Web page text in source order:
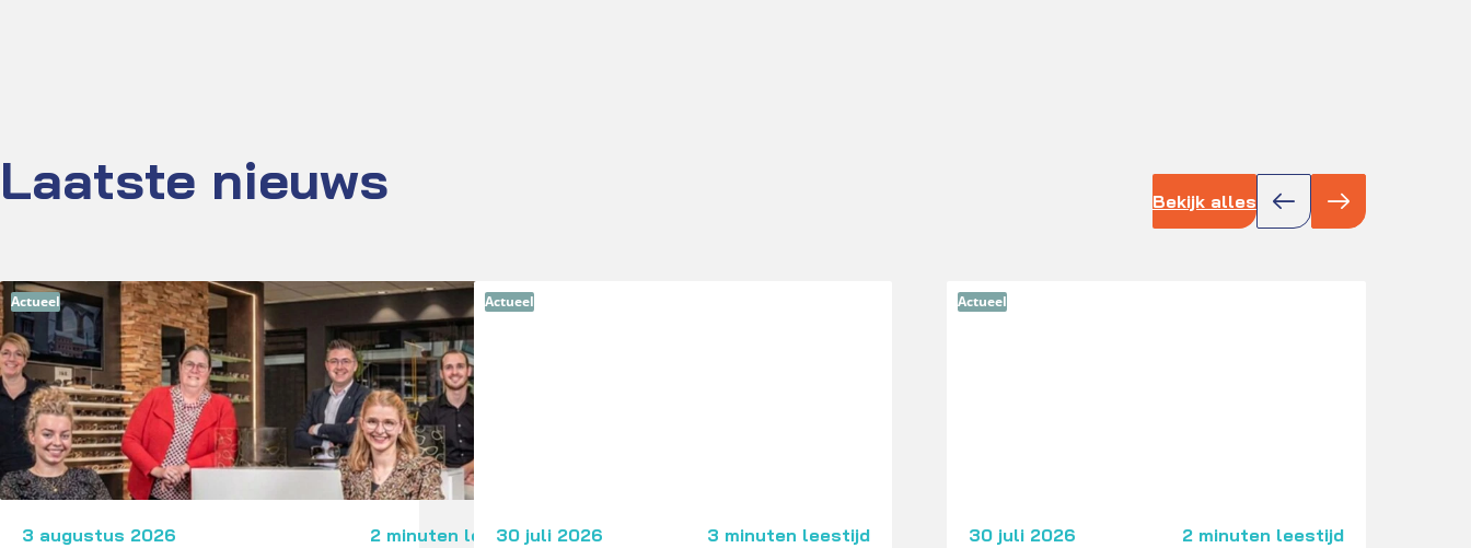
Laatste nieuws Bekijk alles
Actueel
3 augustus 2026 2 minuten leestijd
Actueel
30 juli 2026 3 minuten leestijd
Actueel
30 juli 2026 2 minuten leestijd